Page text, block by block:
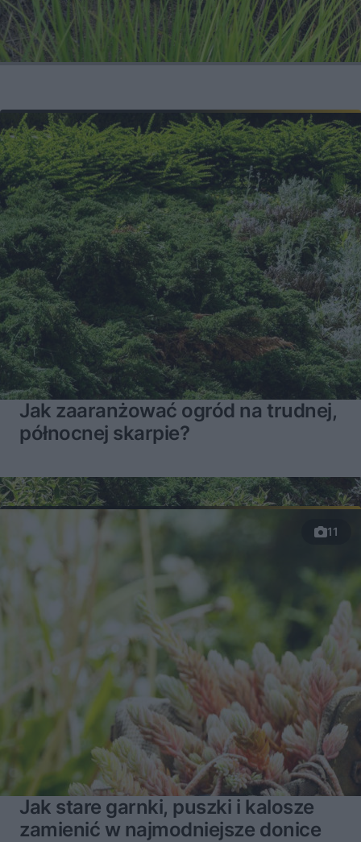
Jak zaaranżować ogród na trudnej,
północnej skarpie?
11
Jak stare garnki, puszki i kalosze
zamienić w najmodniejsze donice